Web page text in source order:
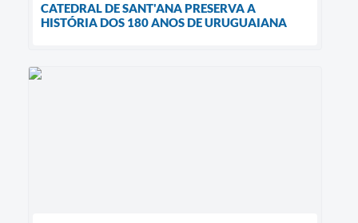
CATEDRAL DE SANT'ANA PRESERVA A
HISTÓRIA DOS 180 ANOS DE URUGUAIANA